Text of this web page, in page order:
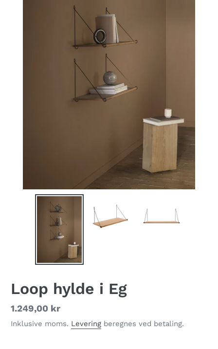
Loop hylde i Eg
Normalpris
1.249,00 kr
Inklusive moms. Levering beregnes ved betaling.